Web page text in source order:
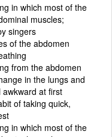
in which most of the
muscles;
singers
of the abdomen
from the abdomen
in the lungs and
at first
of taking quick,
in which most of the